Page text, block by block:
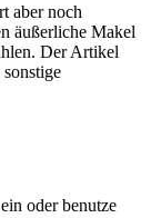
aber noch
äußerliche Makel
Der Artikel
oder benutze